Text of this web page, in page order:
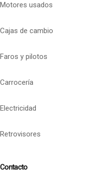
Motores usados
Cajas de cambio
Faros y pilotos
Carrocería
Electricidad
Retrovisores
Contacto